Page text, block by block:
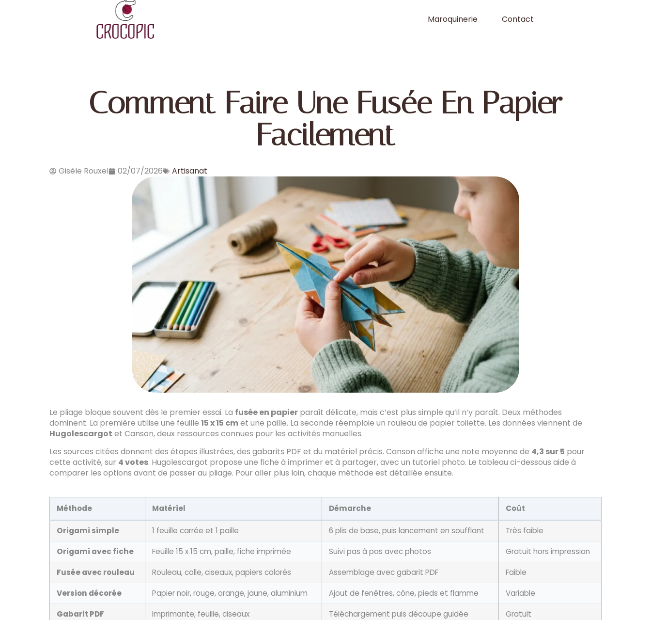
Maroquinerie Contact
Comment Faire Une Fusée En Papier
Facilement
Gisèle Rouxel 02/07/2026 Artisanat
Le pliage bloque souvent dès le premier essai. La fusée en papier paraît délicate, mais c’est plus simple qu’il n’y paraît. Deux méthodes
dominent. La première utilise une feuille 15 x 15 cmet une paille. La seconde réemploie un rouleau de papier toilette. Les données viennent de
Hugolescargot et Canson, deux ressources connues pour les activités manuelles.
Les sources citées donnent des étapes illustrées, des gabarits PDF et du matériel précis. Canson affiche une note moyenne de 4,3 sur 5 pour
cette activité, sur 4 votes. Hugolescargot propose une fiche à imprimer et à partager, avec un tutoriel photo. Le tableau ci-dessous aide à
comparer les options avant de passer au pliage. Pour aller plus loin, chaque méthode est détaillée ensuite.
Méthode Matériel Démarche Coût
Origami simple 1 feuille carrée et 1 paille 6 plis de base, puis lancement en soufflant Très faible
Origami avec fiche Feuille 15 x 15 cm, paille, fiche imprimée Suivi pas à pas avec photos Gratuit hors impression
Fusée avec rouleau Rouleau, colle, ciseaux, papiers colorés Assemblage avec gabarit PDF Faible
Version décorée Papier noir, rouge, orange, jaune, aluminium Ajout de fenêtres, cône, pieds et flamme Variable
Gabarit PDF Imprimante, feuille, ciseaux Téléchargement puis découpe guidée Gratuit